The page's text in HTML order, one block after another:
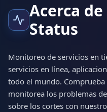
Acerca
Status
Monitoreo de servicios en
servicios en línea,
todo el mundo.
monitorea los problemas
sobre los cortes con